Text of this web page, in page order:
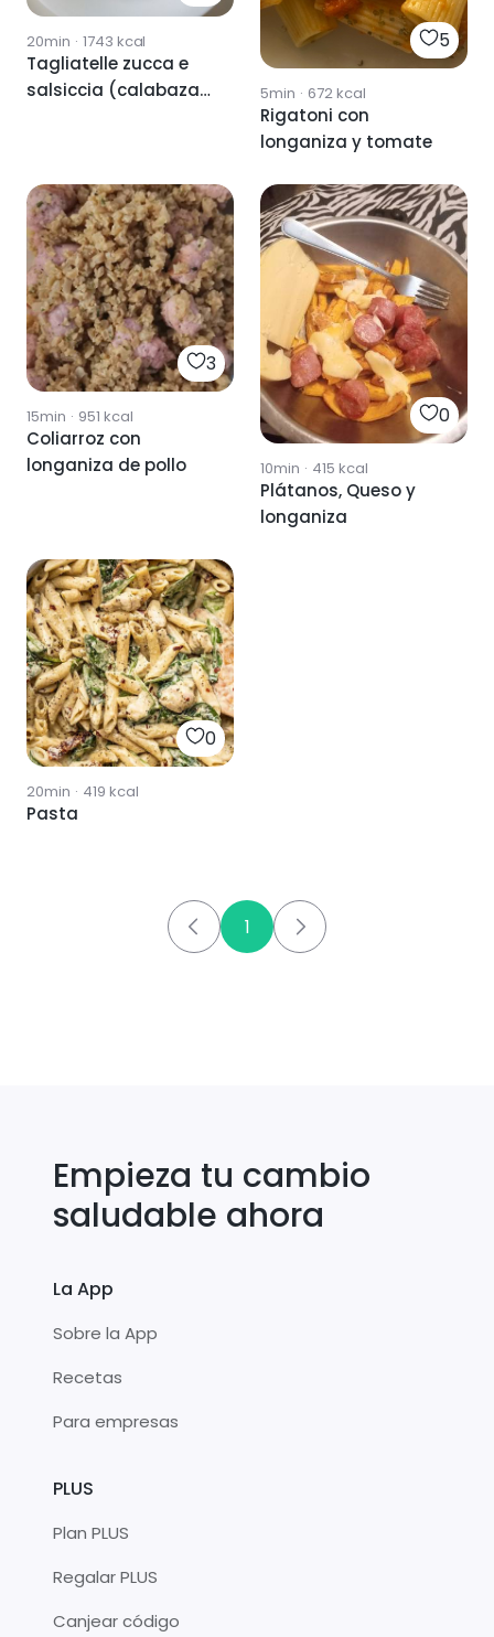
20min · 1743 kcal
Tagliatelle zucca e
salsiccia (calabaza
5
5min · 672kcal
Rigatoni con
longaniza y tomate
3
15min · 951 kcal
Coliarroz con
longaniza de pollo
0
10min · 415 kcal
Plátanos, Queso y
longaniza
0
20min · 419 kcal
Pasta
1
Empieza tu cambio
saludable ahora
La App
Sobre la App
Recetas
Para empresas
PLUS
Plan PLUS
Regalar PLUS
Canjear código